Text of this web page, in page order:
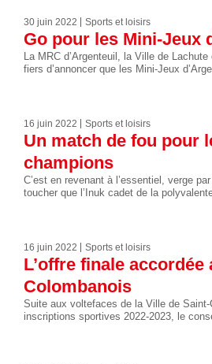
30 juin 2022 Sports et loisirs
Go pour les Mini-Jeux
La MRC d’Argenteuil, la Ville de
fiers d’annoncer que les Mini-Jeux
16 juin 2022 Sports et loisirs
Un match de fou pour
champions
C’est en revenant à l’essentiel, verge
toucher que l’Inuk cadet de la
16 juin 2022 Sports et loisirs
L’offre finale accordée
Colombanois
Suite aux voltefaces de la Ville de
inscriptions sportives 2022-2023, le